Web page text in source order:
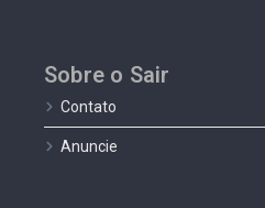
Sobre o Sair
Contato
Anuncie